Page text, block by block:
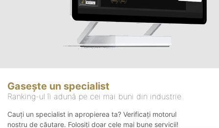
Gasește un specialist
Ranking-ul îi adună pe cei mai buni din industrie
Cauți un specialist in apropierea ta? Verificați motorul
nostru de căutare. Folosiți doar cele mai bune servicii!